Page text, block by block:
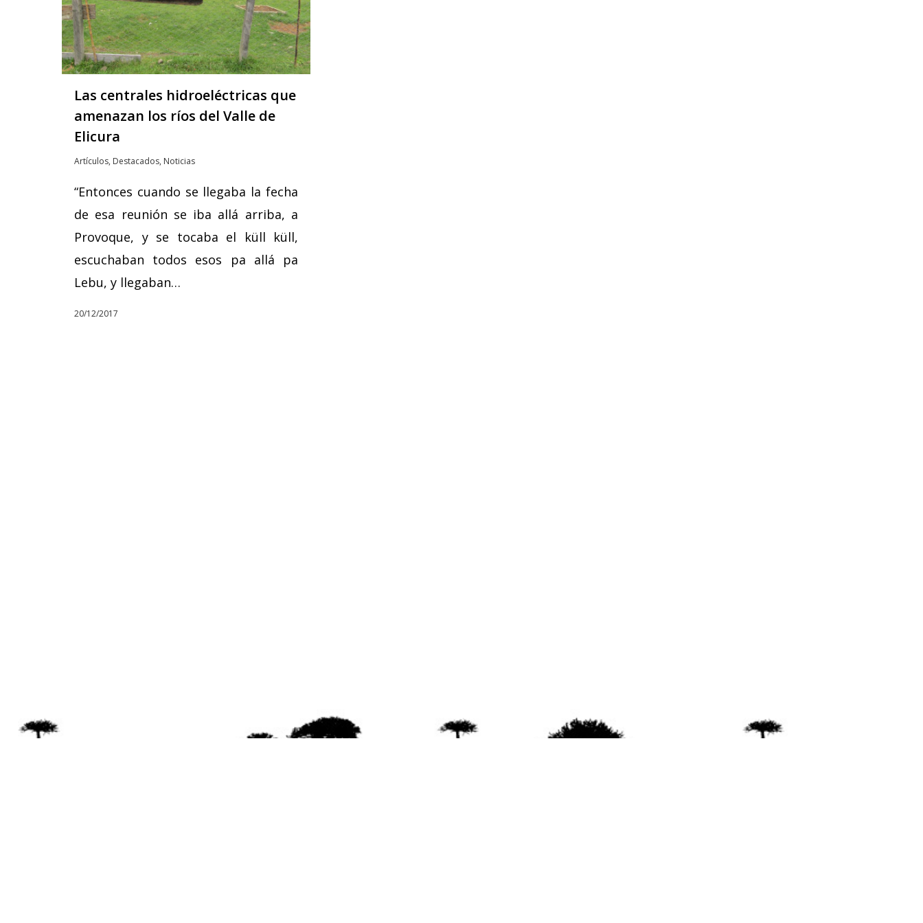
Las centrales hidroeléctricas que
amenazan los ríos del Valle de
Elicura
Artículos, Destacados, Noticias
“Entonces cuando se llegaba la fecha
de esa reunión se iba allá arriba, a
Provoque, y se tocaba el küll küll,
escuchaban todos esos pa allá pa
Lebu, y llegaban…
20/12/2017